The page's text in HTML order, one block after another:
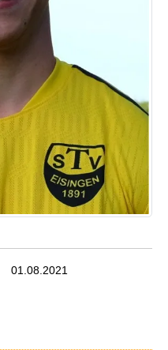
01.08.2021